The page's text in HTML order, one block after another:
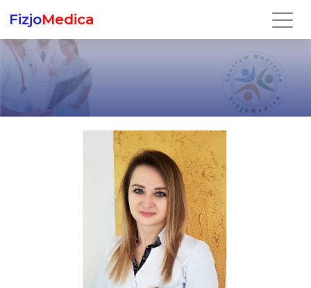
FizjoMedica